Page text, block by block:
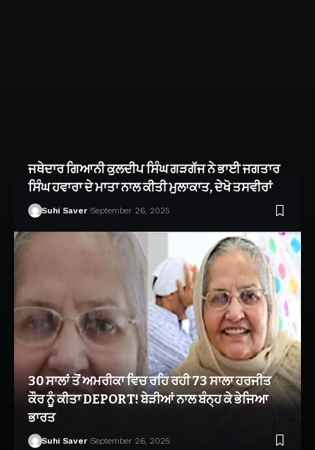
ਜਥੇਦਾਰ ਗਿਆਨੀ ਕੁਲਦੀਪ ਸਿੰਘ ਗੜਗੱਜ ਨੇ ਭਾਈ ਜਗਤਾਰ
ਸਿੰਘ ਹਵਾਰਾ ਦੇ ਮਾਤਾ ਨਾਲ ਕੀਤੀ ਮੁਲਾਕਾਤ, ਦੇਖੋ ਤਸਵੀਰਾਂ
Suhi Saver September 26, 2025
30 ਸਾਲਾਂ ਤੋਂ ਅਮਰੀਕਾ ਵਿਚ ਰਹਿ ਰਹੀ 73 ਸਾਲਾ ਹਰਜੀਤ
ਕੌਰ ਨੂੰ ਕੀਤਾ DEPORT! ਬੇੜੀਆਂ ਨਾਲ ਬੰਨ੍ਹ ਕੇ ਭੇਜਿਆ
ਭਾਰਤ
Suhi Saver September 26, 2025